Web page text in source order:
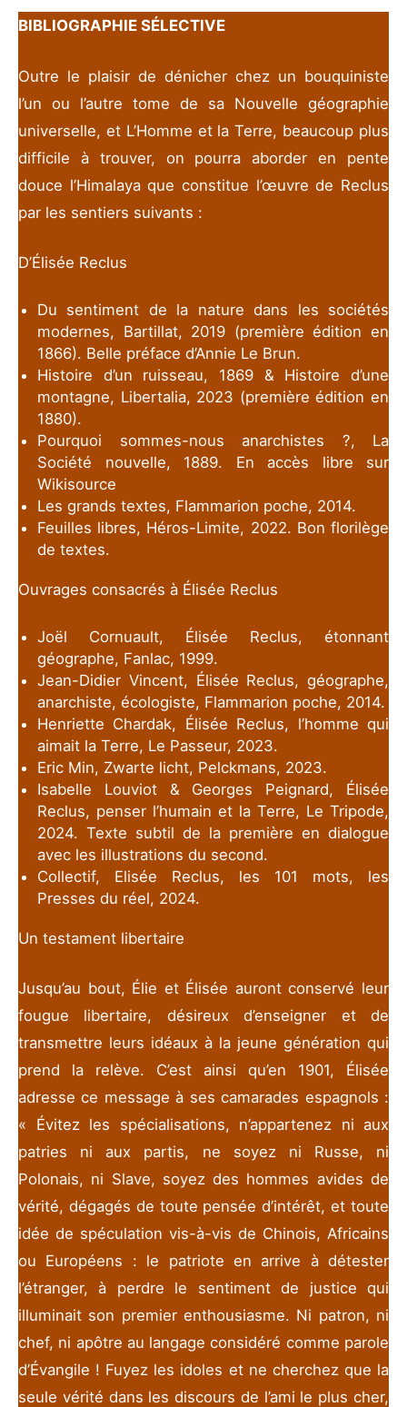
BIBLIOGRAPHIE SÉLECTIVE
Outre le plaisir de dénicher chez un bouquiniste
l’un ou l’autre tome de sa Nouvelle géographie
universelle, et L’Homme et la Terre, beaucoup plus
difficile à trouver, on pourra aborder en pente
douce l’Himalaya que constitue l’œuvre de Reclus
par les sentiers suivants :
D’Élisée Reclus
Du sentiment de la nature dans les sociétés
modernes, Bartillat, 2019 (première édition en
1866). Belle préface d’Annie Le Brun.
Histoire d’un ruisseau, 1869 & Histoire d’une
montagne, Libertalia, 2023 (première édition en
1880).
Pourquoi sommes-nous anarchistes ?, La
Société nouvelle, 1889. En accès libre sur
Wikisource
Les grands textes, Flammarion poche, 2014.
Feuilles libres, Héros-Limite, 2022. Bon florilège
de textes.
Ouvrages consacrés à Élisée Reclus
Joël Cornuault, Élisée Reclus, étonnant
géographe, Fanlac, 1999.
Jean-Didier Vincent, Élisée Reclus, géographe,
anarchiste, écologiste, Flammarion poche, 2014.
Henriette Chardak, Élisée Reclus, l’homme qui
aimait la Terre, Le Passeur, 2023.
Eric Min, Zwarte licht, Pelckmans, 2023.
Isabelle Louviot & Georges Peignard, Élisée
Reclus, penser l’humain et la Terre, Le Tripode,
2024. Texte subtil de la première en dialogue
avec les illustrations du second.
Collectif, Elisée Reclus, les 101 mots, les
Presses du réel, 2024.
Un testament libertaire
Jusqu’au bout, Élie et Élisée auront conservé leur
fougue libertaire, désireux d’enseigner et de
transmettre leurs idéaux à la jeune génération qui
prend la relève. C’est ainsi qu’en 1901, Élisée
adresse ce message à ses camarades espagnols :
« Évitez les spécialisations, n’appartenez ni aux
patries ni aux partis, ne soyez ni Russe, ni
Polonais, ni Slave, soyez des hommes avides de
vérité, dégagés de toute pensée d’intérêt, et toute
idée de spéculation vis-à-vis de Chinois, Africains
ou Européens : le patriote en arrive à détester
l’étranger, à perdre le sentiment de justice qui
illuminait son premier enthousiasme. Ni patron, ni
chef, ni apôtre au langage considéré comme parole
d’Évangile ! Fuyez les idoles et ne cherchez que la
seule vérité dans les discours de l’ami le plus cher,